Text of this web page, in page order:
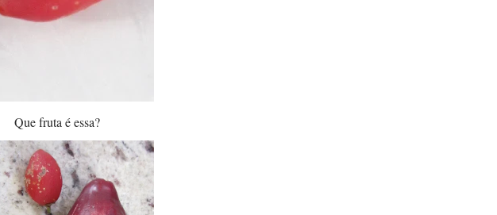
Que fruta é essa?